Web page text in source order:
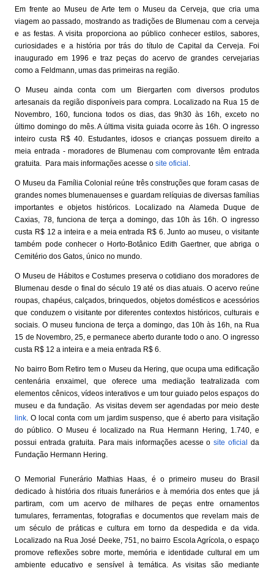
Em frente ao Museu de Arte tem o Museu da Cerveja, que cria uma
viagem ao passado, mostrando as tradições de Blumenau com a cerveja
e as festas. A visita proporciona ao público conhecer estilos, sabores,
curiosidades e a história por trás do título de Capital da Cerveja. Foi
inaugurado em 1996 e traz peças do acervo de grandes cervejarias
como a Feldmann, umas das primeiras na região.
O Museu ainda conta com um Biergarten com diversos produtos
artesanais da região disponíveis para compra. Localizado na Rua 15 de
Novembro, 160, funciona todos os dias, das 9h30 às 16h, exceto no
último domingo do mês. A última visita guiada ocorre às 16h. O ingresso
inteiro custa R$ 40. Estudantes, idosos e crianças possuem direito a
meia entrada - moradores de Blumenau com comprovante têm entrada
gratuita. Para mais informações acesse osite oficial .
O Museu da Família Colonial reúne três construções que foram casas de
grandes nomes blumenauenses e guardam relíquias de diversas famílias
importantes e objetos históricos. Localizado na Alameda Duque de
Caxias, 78, funciona de terça a domingo, das 10h às 16h. O ingresso
custa R$ 12 a inteira e a meia entrada R$ 6.Junto ao museu, o visitante
também pode conhecer o Horto-Botânico Edith Gaertner, que abriga o
Cemitério dos Gatos, único no mundo.
O Museu de Hábitos e Costumes preserva o cotidiano dos moradores de
Blumenau desde o final do século 19 até os dias atuais. O acervo reúne
roupas, chapéus, calçados, brinquedos, objetos domésticos e acessórios
que conduzem o visitante por diferentes contextos históricos, culturais e
sociais. O museu funciona de terça a domingo, das 10h às 16h, na Rua
15 de Novembro, 25, e permanece aberto durante todo o ano. O ingresso
custa R$ 12 a inteira e a meia entrada R$ 6.
No bairro Bom Retiro tem o Museu da Hering, que ocupa uma edificação
centenária enxaimel, que oferece uma mediação teatralizada com
elementos cênicos, vídeos interativos e um tour guiado pelos espaços do
museu e da fundação. As visitas devem ser agendadas por meio deste
link. O local conta com um jardim suspenso, que é aberto para visitação
do público. O Museu é localizado na Rua Hermann Hering, 1.740, e
possui entrada gratuita. Para mais informações acesse osite oficial da
Fundação Hermann Hering.
O Memorial Funerário Mathias Haas, é o primeiro museu do Brasil
dedicado à história dos rituais funerários e à memória dos entes que já
partiram, com um acervo de milhares de peças entre ornamentos
tumulares, ferramentas, fotografias e documentos que revelam mais de
um século de práticas e cultura em torno da despedida e da vida.
Localizado na Rua José Deeke, 751, no bairro Escola Agrícola, o espaço
promove reflexões sobre morte, memória e identidade cultural em um
ambiente educativo e sensível à temática. As visitas são mediante